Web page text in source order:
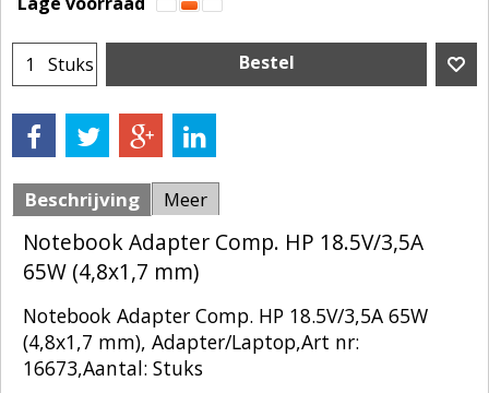
Stuks Bestel
Beschrijving Meer
Notebook Adapter Comp. HP 18.5V/3,5A
65W (4,8x1,7 mm)
Notebook Adapter Comp. HP 18.5V/3,5A 65W
(4,8x1,7 mm), Adapter/Laptop,Art nr:
16673,Aantal: Stuks